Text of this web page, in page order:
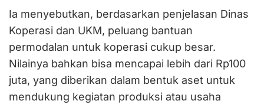
Ia menyebutkan, berdasarkan penjelasan Dinas
Koperasi dan UKM, peluang bantuan
permodalan untuk koperasi cukup besar.
Nilainya bahkan bisa mencapai lebih dari Rp100
juta, yang diberikan dalam bentuk aset untuk
mendukung kegiatan produksi atau usaha